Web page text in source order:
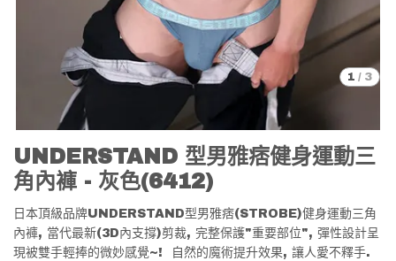
1 / 3
UNDERSTAND 型男雅痞健身運動三
角內褲 - 灰色(6412)
日本頂級品牌UNDERSTAND型男雅痞(STROBE)健身運動三角
內褲, 當代最新(3D內支撐)剪裁, 完整保護"重要部位", 彈性設計呈
現被雙手輕捧的微妙感覺~! 自然的魔術提升效果, 讓人愛不釋手.